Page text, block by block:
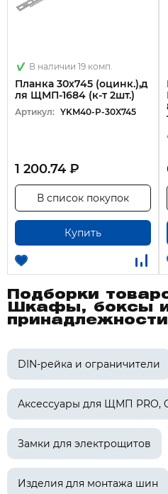
В наличии 19 комп.
Планка 30х745 (оцинк.),д
ля ЩМП-1684 (к-т 2шт.)
Артикул: YKM40-P-30X745
1 200.74 ₽
Купить
В список покупок
Подборки
Шкафы, боксы и
DIN-рейка и ограничители
Аксессуары для ЩМП PRO,
Замки для электрощитов
Изделия для монтажа шин